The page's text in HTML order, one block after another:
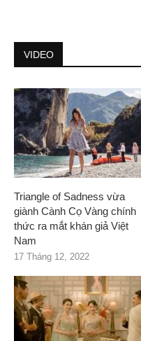
VIDEO
Triangle of Sadness vừa
giành Cành Cọ Vàng chính
thức ra mắt khán giả Việt
Nam
17 Tháng 12, 2022